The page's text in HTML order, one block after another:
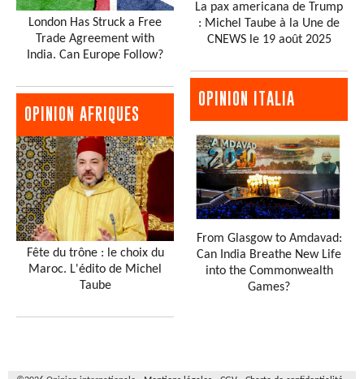
London Has Struck a Free
Trade Agreement with
India. Can Europe Follow?
OPINION AFRIQUES
Fête du trône : le choix du
Maroc. L'édito de Michel
Taube
La pax americana de Trump
: Michel Taube à la Une de
CNEWS le 19 août 2025
OPINION ITALIA
From Glasgow to Amdavad:
Can India Breathe New Life
into the Commonwealth
Games?